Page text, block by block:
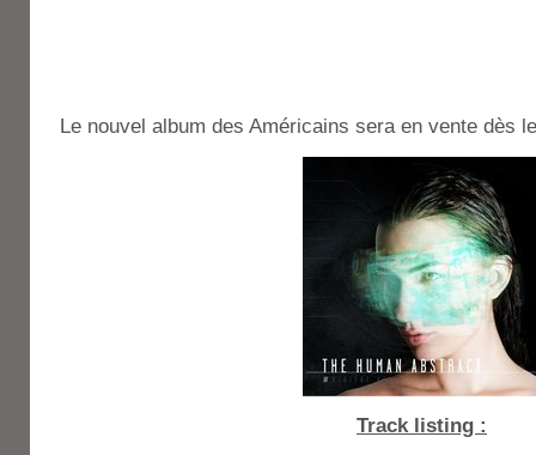
Le nouvel album des Américains sera en vente dès
Track listing :